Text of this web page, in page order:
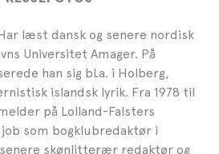
læst dansk og senere nordisk
Universitet Amager. På
han sig bl.a. i Holberg,
islandsk lyrik. Fra 1978 til
på Lolland-Falsters
som bogklubredaktør i
senere skønlitterær redaktør og